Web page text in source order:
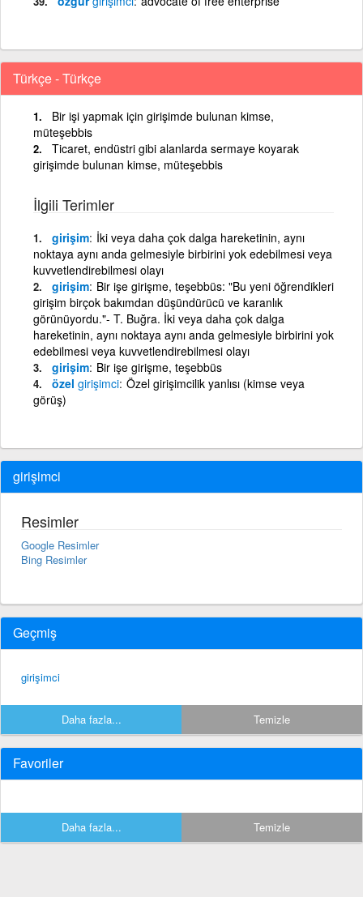
Türkçe - Türkçe
Bir işi yapmak için girişimde bulunan kimse,
müteşebbis
Ticaret, endüstri gibi alanlarda sermaye koyarak
girişimde bulunan kimse, müteşebbis
İlgili Terimler
girişim İki veya daha çok dalga hareketinin, aynı
noktaya aynı anda gelmesiyle birbirini yok edebilmesi veya
kuvvetlendirebilmesi olayı
girişim Bir işe girişme, teşebbüs: "Bu yeni öğrendikleri
girişim birçok bakımdan düşündürücü ve karanlık
görünüyordu."- T. Buğra. İki veya daha çok dalga
hareketinin, aynı noktaya aynı anda gelmesiyle birbirini yok
edebilmesi veya kuvvetlendirebilmesi olayı
girişim Bir işe girişme, teşebbüs
özel girişimci Özel girişimcilik yanlısı (kimse veya
görüş)
girişimci
Resimler
Google Resimler
Bing Resimler
Geçmiş
girişimci
Daha fazla... Temizle
Favoriler
Daha fazla... Temizle